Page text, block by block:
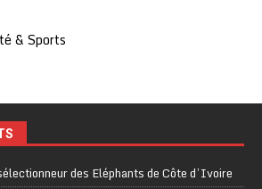
& Sports
des Eléphants de Côte d’Ivoire